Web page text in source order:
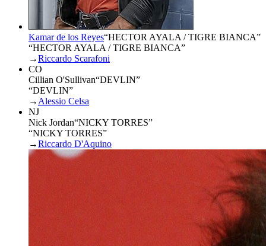
Kamar de los Reyes“HECTOR AYALA / TIGRE BIANCA”
“HECTOR AYALA / TIGRE BIANCA”
→Riccardo Scarafoni
CO
Cillian O'Sullivan“DEVLIN”
“DEVLIN”
→ Alessio Celsa
NJ
Nick Jordan“NICKY TORRES”
“NICKY TORRES”
→Riccardo D'Aquino